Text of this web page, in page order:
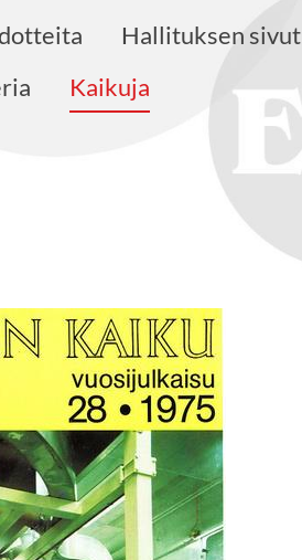
Hallituksen sivut
Kaikuja